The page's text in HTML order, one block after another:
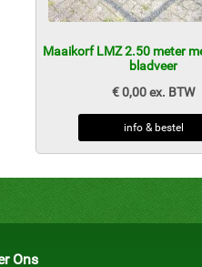
Maaikorf LMZ 2.50 meter
bladveer
€ 0,00 ex. BTW
info & bestel
Ons